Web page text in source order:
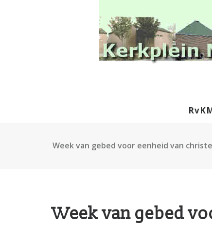
Week van gebed voor eenheid van
Week van gebed